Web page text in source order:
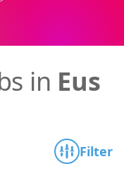
in Eus
Filter